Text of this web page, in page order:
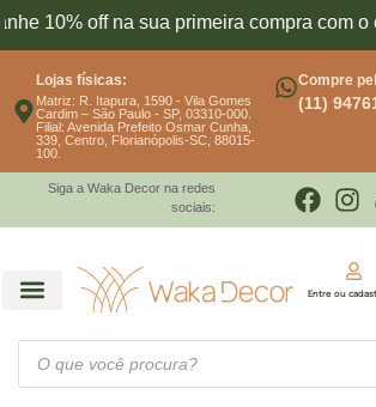
off na sua primeira compra com o
Lojas físicas:
Matriz: R. Itapura, 1590 - Vila Gomes
Cardim – São Paulo - SP, 03310-000.
Filial: Avenida Prefeito Osmar Cunha,
339, Centro, Florianópolis-SC, 88015-
100.
Compre
(11)
Siga a Waka Decor na redes
sociais:
Entre ou